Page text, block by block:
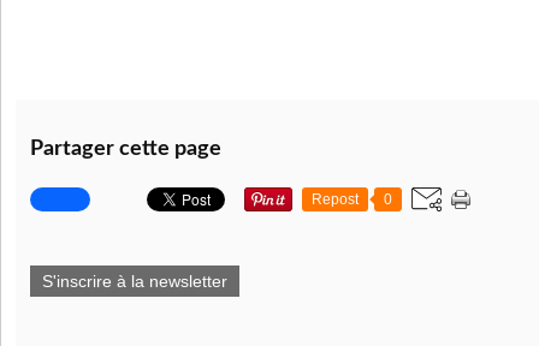
Partager cette page
Repost 0
S'inscrire à la newsletter